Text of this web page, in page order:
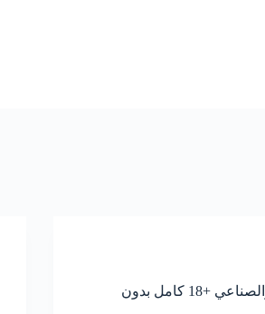
فيلم ميرا النوري والصناعي +18 كامل بدون